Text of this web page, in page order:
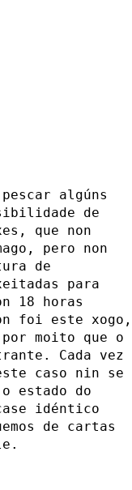
algúns
de
que non
pero non
de
para
18 horas
foi este xogo,
moito que o
Cada vez
caso nin se
estado do
idéntico
de cartas